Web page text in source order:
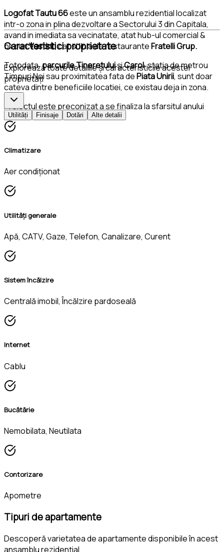
Logofat Tautu 66este un ansamblu rezidential localizat
intr-o zona in plina dezvoltare a Sectorului 3 din Capitala,
avand in imediata sa vecinatate, atat hub-ul comercial &
birouriVastint, cat si linia de restauranteFratelli Grup.
Totodata,parcurile TineretuluișiCarol, statia de metrou
Timpuri Noi sau proximitatea fata dePiata Unirii, sunt doar
cateva dintre beneficiile locatiei, ce existau deja in zona.
Proiectul este preconizat a se finaliza la sfarsitul anului
2020.
Caracteristici proprietate
Explorează toate detaliile și caracteristicile acestei
proprietăți
Utilități Finisaje Dotări Alte detalii
Climatizare
Aer condiționat
Utilități generale
Apă, CATV, Gaze, Telefon, Canalizare, Curent
Sistem încălzire
Centrală imobil, Încălzire pardoseală
Internet
Cablu
Bucătărie
Nemobilata, Neutilata
Contorizare
Apometre
Tipuri de apartamente
Descoperă varietatea de apartamente disponibile în acest
ansamblu rezidențial